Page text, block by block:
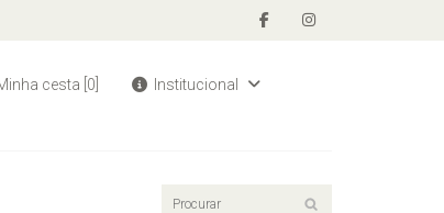
cesta [0]
Institucional